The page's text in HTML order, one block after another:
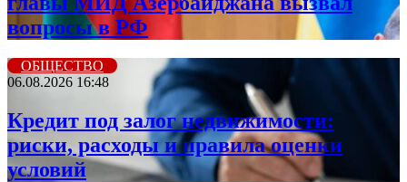
вопросы в РФ
ОБЩЕСТВО
06.08.2026 16:48
Кредит под залог недвижимости:
риски, расходы и правила оценки
условий